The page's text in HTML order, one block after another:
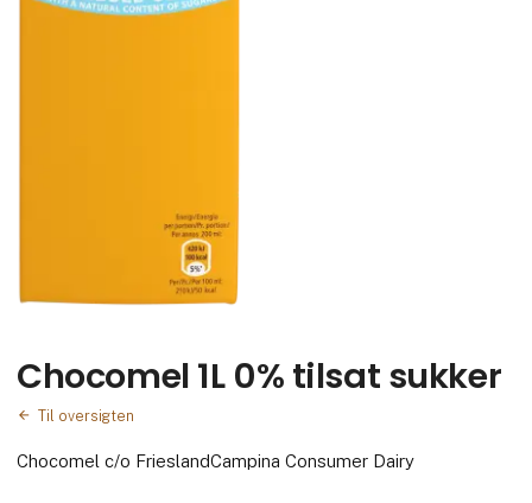
Chocomel 1L 0% tilsat sukker
Til oversigten
Chocomel c/o FrieslandCampina Consumer Dairy